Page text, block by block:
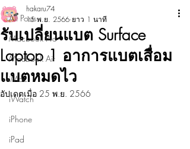
All Posts
Macbook Pro
Macbook Air
iMac
iWatch
iPhone
iPad
รับเปลี่ยนแบต Surface
Laptop 1 อาการแบตเสื่อม
แบตหมดไว
hakaru74
15 พ.ย. 2566 ยาว 1 นาที
อัปเดตเมื่อ 25 พ.ย. 2566